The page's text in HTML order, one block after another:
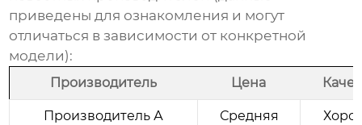
приведены для ознакомления и могут
отличаться в зависимости от конкретной
модели):
Производитель Цена
Производитель А Средняя